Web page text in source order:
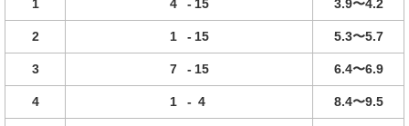
1 4 - 15 3.9〜4.2
2 1 - 15 5.3〜5.7
3 7 - 15 6.4〜6.9
4 1 - 4 8.4〜9.5